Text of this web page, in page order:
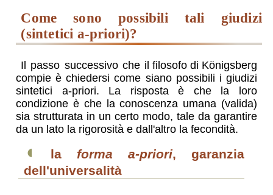
come sono possibili tali giudizi
(sintetici a-priori)?
Il passo successivo che il filosofo di Königsberg
compie è chiedersi come siano possibili i giudizi
sintetici a-priori. La risposta è che la loro
condizione è che la conoscenza umana (valida)
sia strutturata in un certo modo, tale da garantire
da un lato la rigorosità e dall'altro la fecondità.
◖ la forma a-priori, garanzia
dell'universalità